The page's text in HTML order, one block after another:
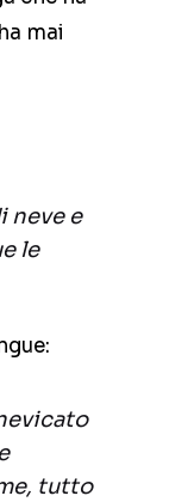
mai
neve e
le
tutto